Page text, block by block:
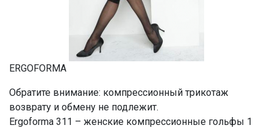
ERGOFORMA
Обратите внимание: компрессионный трикотаж
возврату и обмену не подлежит.
Ergoforma 311 – женские компрессионные гольфы 1